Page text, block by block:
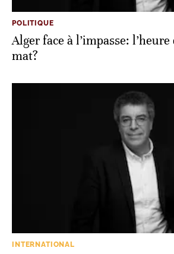
POLITIQUE
Alger face à l’impasse: l’heure
mat?
INTERNATIONAL